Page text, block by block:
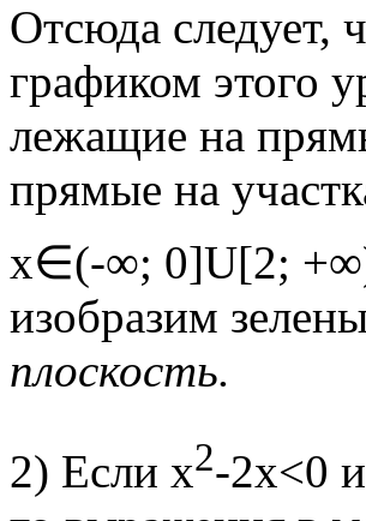
Отсюда следует,
графиком этого
лежащие на
прямые на
х∈(-∞; 0]U[2;
изобразим
плоскость.
2) Если x2-2х<0